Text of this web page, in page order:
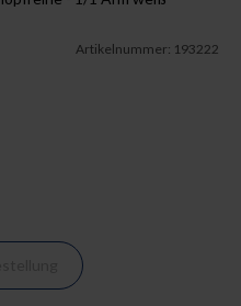
Artikelnummer: 193222